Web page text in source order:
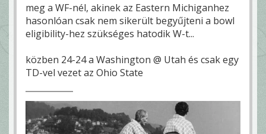
meg a WF-nél, akinek az Eastern Michiganhez
hasonlóan csak nem sikerült begyűjteni a bowl
eligibility-hez szükséges hatodik W-t...
közben 24-24 a Washington @ Utah és csak egy
TD-vel vezet az Ohio State